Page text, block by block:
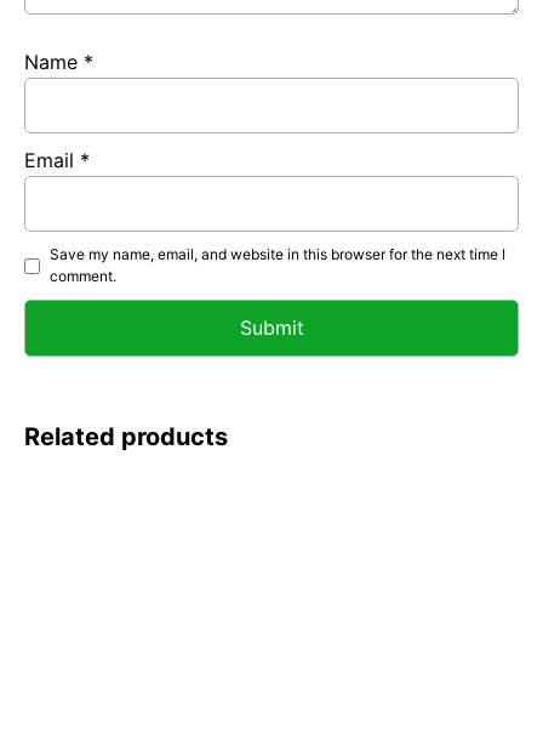
Name *
Email *
Save my name, email, and website in this browser for the next time I
comment.
Related products